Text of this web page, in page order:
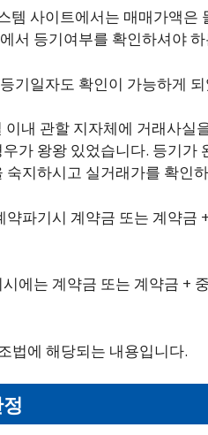
템 사이트에서는 매매가액은
서 등기여부를 확인하셔야
기일자도 확인이 가능하게
내 관할 지자체에 거래사실
가 왕왕 있었습니다. 등기가
숙지하시고 실거래가를 확인
파기시 계약금 또는 계약금
에는 계약금 또는 계약금 +
법에 해당되는 내용입니다.